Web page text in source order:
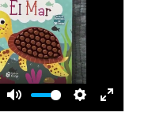
Mute Settings
Enter